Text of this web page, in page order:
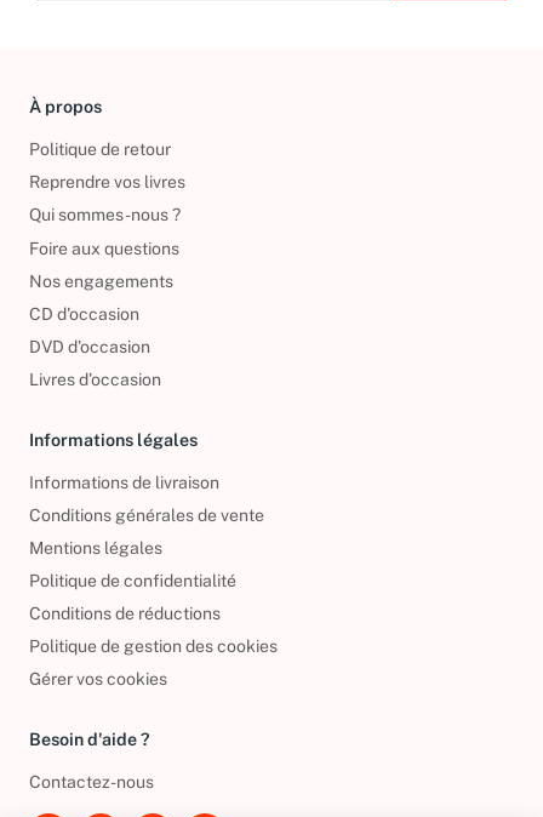
À propos
Politique de retour
Reprendre vos livres
Qui sommes-nous ?
Foire aux questions
Nos engagements
CD d'occasion
DVD d'occasion
Livres d’occasion
Informations légales
Informations de livraison
Conditions générales de vente
Mentions légales
Politique de confidentialité
Conditions de réductions
Politique de gestion des cookies
Gérer vos cookies
Besoin d'aide ?
Contactez-nous